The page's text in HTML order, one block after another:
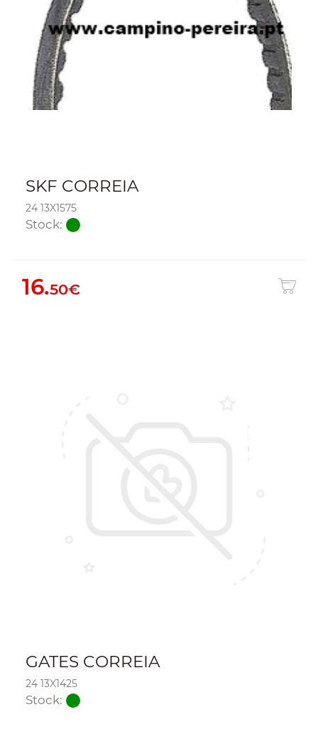
SKF CORREIA
24 13X1575
Stock:
16.50€
GATES CORREIA
24 13X1425
Stock: